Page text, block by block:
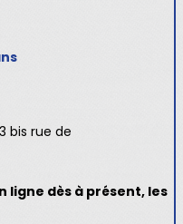
bis rue de
ligne dès à présent, les